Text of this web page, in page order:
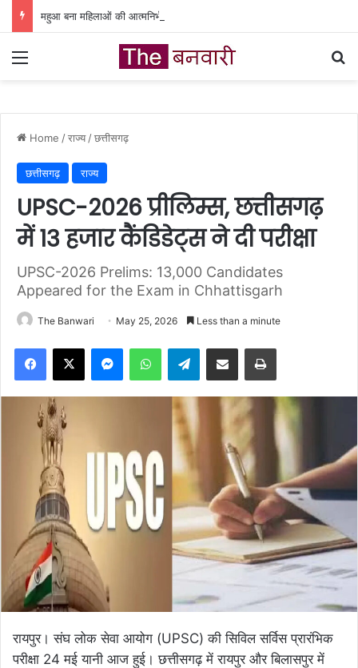
Menu
Home /राज्य /छत्तीसगढ़
छत्तीसगढ़ राज्य
UPSC-2026 प्रीलिम्स, छत्तीसगढ़
में 13 हजार कैंडिडेट्स ने दी परीक्षा
UPSC-2026 Prelims: 13,000 Candidates
Appeared for the Exam in Chhattisgarh
The Banwari May 25, 2026 Less than a minute
Facebook
X MessengerWhatsAppTelegramShare via Email Print
रायपुर। संघ लोक सेवा आयोग (UPSC) की सिविल सर्विस प्रारंभिक
परीक्षा 24 मई यानी आज हुई। छत्तीसगढ़ में रायपुर और बिलासपुर में